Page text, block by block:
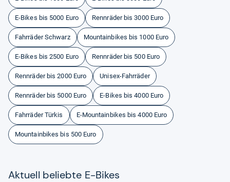
E-Bikes bis 5000 Euro Rennräder bis 3000 Euro
Fahrräder Schwarz Mountainbikes bis 1000 Euro
E-Bikes bis 2500 Euro Rennräder bis 500 Euro
Rennräder bis 2000 Euro Unisex-Fahrräder
Rennräder bis 5000 Euro E-Bikes bis 4000 Euro
Fahrräder Türkis E-Mountainbikes bis 4000 Euro
Mountainbikes bis 500 Euro
Aktu­ell beliebte E-​Bikes